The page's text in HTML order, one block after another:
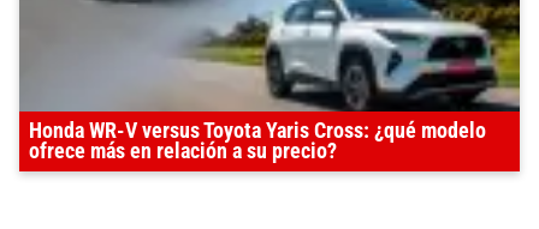
Honda WR-V versus Toyota Yaris Cross: ¿qué modelo
ofrece más en relación a su precio?